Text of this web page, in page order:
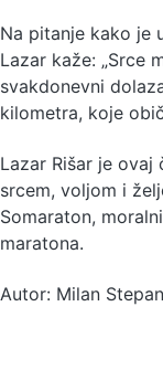
Na pitanje kako je
Lazar kaže: „Srce
svakdonevni
kilometra, koje
Lazar Rišar je
srcem, voljom i
Somaraton,
maratona.
Autor: Milan